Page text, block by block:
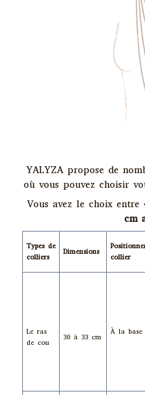
YALYZApropose de
où vous pouvez choisir
Vous avez le choix entre
cm
Types de
colliers
Dimensions
collier
Le ras
de cou
30 à 33 cm
À la